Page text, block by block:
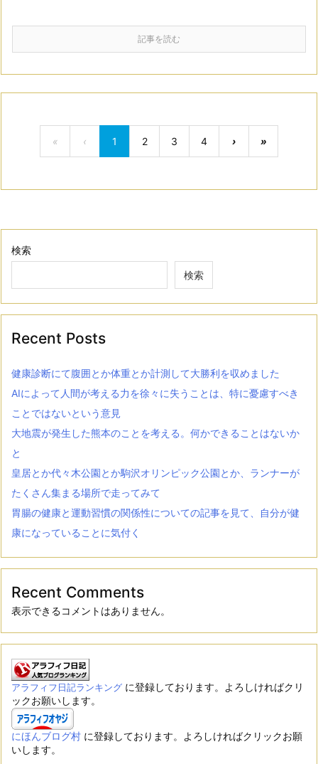
記事を読む
« ‹ 1 2 3 4 › »
検索
検索
Recent Posts
健康診断にて腹囲とか体重とか計測して大勝利を収めました
AIによって人間が考える力を徐々に失うことは、特に憂慮すべき
ことではないという意見
大地震が発生した熊本のことを考える。何かできることはないか
と
皇居とか代々木公園とか駒沢オリンピック公園とか、ランナーが
たくさん集まる場所で走ってみて
胃腸の健康と運動習慣の関係性についての記事を見て、自分が健
康になっていることに気付く
Recent Comments
表示できるコメントはありません。
アラフィフ日記ランキング に登録しております。よろしければクリ
ックお願いします。
にほんブログ村 に登録しております。よろしければクリックお願
いします。